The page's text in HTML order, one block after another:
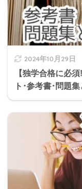
2024年10月29日
【独学合格に必
ト･参考書･問題